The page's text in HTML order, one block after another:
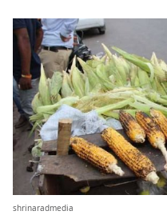
shrinaradmedia